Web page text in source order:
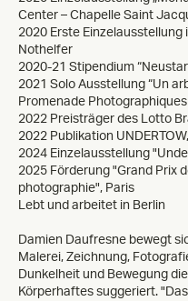
Center – Chapelle Saint
2020 Erste Einzelausstellung
Nothelfer
2020-21 Stipendium
2021 Solo Ausstellung “Un
Promenade
2022 Preisträger des Lotto
2022 Publikation
2024 Einzelausstellung
2025 Förderung "Grand Prix
photographie", Paris
Lebt und arbeitet in Berlin
Damien Daufresne bewegt
Malerei, Zeichnung,
Dunkelheit und Bewegung
Körperhaftes suggeriert.